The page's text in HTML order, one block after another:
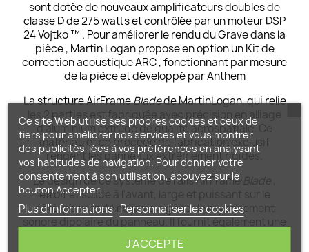
sont dotée de nouveaux amplificateurs doubles de
classe D de 275 watts et contrôlée par un moteur DSP
24 Vojtko ™ . Pour améliorer le rendu du Grave dans la
pièce , Martin Logan propose en option un Kit de
correction acoustique ARC , fonctionnant par mesure
de la pièce et développé par Anthem
La structure AirFrameBladede MartinLogan, qui relie
les 2 parties est fabriquée avec précision en alliage
d'aluminium extrudé de qualité aérospatiale. Ce
matériau et ce procédé de fabrication exclusif
rendent les panneaux extrêmement rigides.
Le design de ce système de rails AirFrame Blade,
étroit et solide à l'avant, large et puissant sur le
côté, permet de ne jamais gêner le rayonnement
sonore dipolaire du panneau. Il fournit également une
isolation électrique et acoustique, minimisant la
Ce site Web utilise ses propres cookies et ceux de
tiers pour améliorer nos services et vous montrer
des publicités liées à vos préférences en analysant
vos habitudes de navigation. Pour donner votre
consentement à son utilisation, appuyez sur le
bouton Accepter.
Plus d'informations Personnaliser les cookies
J'ACCEPTE